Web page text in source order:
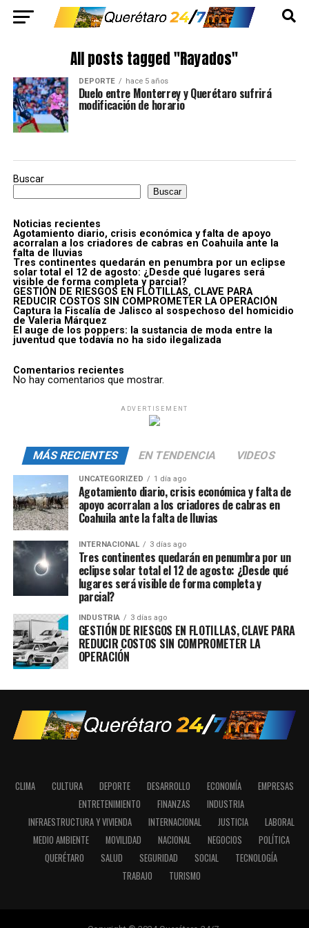
All posts tagged "Rayados"
DEPORTE hace 5 años
Duelo entre Monterrey y Querétaro sufrirá
modificación de horario
Buscar
Buscar
Noticias recientes
Agotamiento diario, crisis económica y falta de apoyo
acorralan a los criadores de cabras en Coahuila ante la
falta de lluvias
Tres continentes quedarán en penumbra por un eclipse
solar total el 12 de agosto: ¿Desde qué lugares será
visible de forma completa y parcial?
GESTIÓN DE RIESGOS EN FLOTILLAS, CLAVE PARA
REDUCIR COSTOS SIN COMPROMETER LA OPERACIÓN
Captura la Fiscalía de Jalisco al sospechoso del homicidio
de Valeria Márquez
El auge de los poppers: la sustancia de moda entre la
juventud que todavía no ha sido ilegalizada
Comentarios recientes
No hay comentarios que mostrar.
ADVERTISEMENT
MÁS RECIENTES EN TENDENCIA VIDEOS
UNCATEGORIZED 1 día ago
Agotamiento diario, crisis económica y falta de
apoyo acorralan a los criadores de cabras en
Coahuila ante la falta de lluvias
INTERNACIONAL 3 días ago
Tres continentes quedarán en penumbra por un
eclipse solar total el 12 de agosto: ¿Desde qué
lugares será visible de forma completa y
parcial?
INDUSTRIA 3 días ago
GESTIÓN DE RIESGOS EN FLOTILLAS, CLAVE PARA
REDUCIR COSTOS SIN COMPROMETER LA
OPERACIÓN
CLIMA CULTURA DEPORTE DESARROLLO ECONOMÍA
EMPRESAS
ENTRETENIMIENTO
FINANZAS
INDUSTRIA
INFRAESTRUCTURA Y VIVIENDA
INTERNACIONAL JUSTICIA
LABORAL
MEDIO AMBIENTE
MOVILIDAD NACIONAL NEGOCIOS
POLÍTICA
QUERÉTARO
SALUD SEGURIDAD SOCIAL
TECNOLOGÍA
TRABAJO
TURISMO